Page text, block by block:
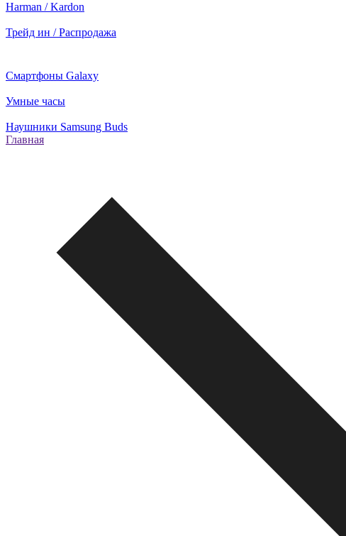
Harman / Kardon
Трейд ин / Распродажа
Смартфоны Galaxy
Умные часы
Наушники Samsung Buds
Главная